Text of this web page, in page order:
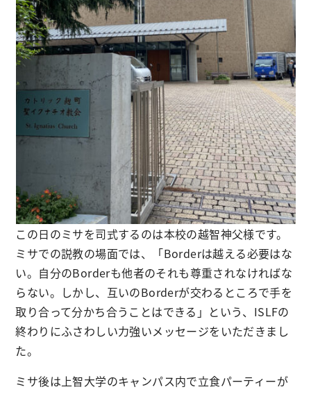
この日のミサを司式するのは本校の越智神父様です。
ミサでの説教の場面では、「Borderは越える必要はな
い。自分のBorderも他者のそれも尊重されなければな
らない。しかし、互いのBorderが交わるところで手を
取り合って分かち合うことはできる」という、ISLFの
終わりにふさわしい力強いメッセージをいただきまし
た。
ミサ後は上智大学のキャンパス内で立食パーティーが